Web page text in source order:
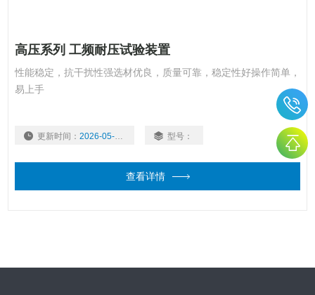
高压系列 工频耐压试验装置
性能稳定，抗干扰性强选材优良，质量可靠，稳定性好操作简单，
易上手
更新时间： 2026-05-22 型号：
查看详情